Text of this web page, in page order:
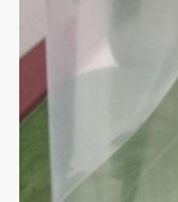
Application